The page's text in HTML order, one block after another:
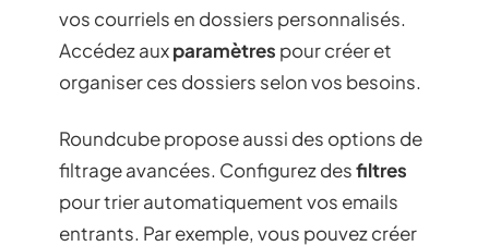
vos courriels en dossiers personnalisés.
Accédez auxparamètres pour créer et
organiser ces dossiers selon vos besoins.
Roundcube propose aussi des options de
filtrage avancées. Configurez desfiltres
pour trier automatiquement vos emails
entrants. Par exemple, vous pouvez créer